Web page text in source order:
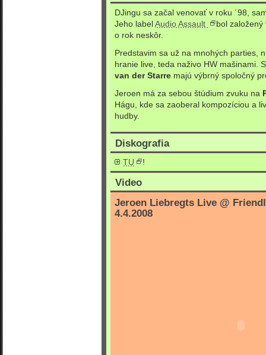
DJingu sa začal venovať v roku ´98,
Jeho labelAudio Assault
bol
o rok neskôr.
Predstavim sa už na mnohých parties,
hranie live, teda naživo HW mašinami.
van der Starre majú výbrný spoločný
Jeroen má za sebou štúdium zvuku na
Hágu, kde sa zaoberal kompozíciou a
hudby.
Diskografia
TU !
Video
Jeroen Liebregts Live @
4.4.2008